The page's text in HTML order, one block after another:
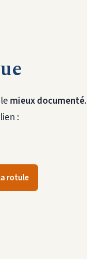
mieux documenté.
:
rotule